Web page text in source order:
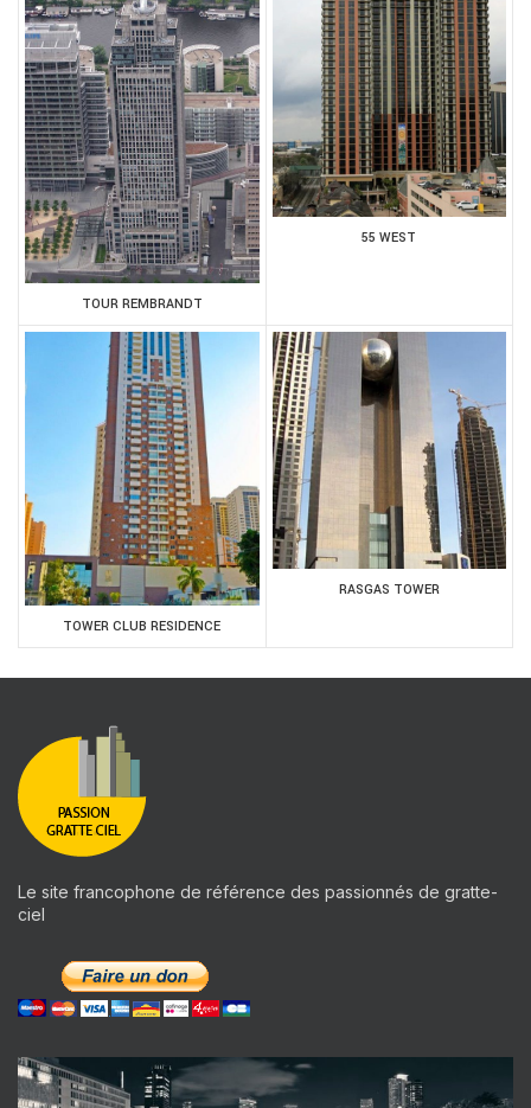
TOUR REMBRANDT
55 WEST
TOWER CLUB RESIDENCE
RASGAS TOWER
Le site francophone de référence des passionnés de gratte-
ciel